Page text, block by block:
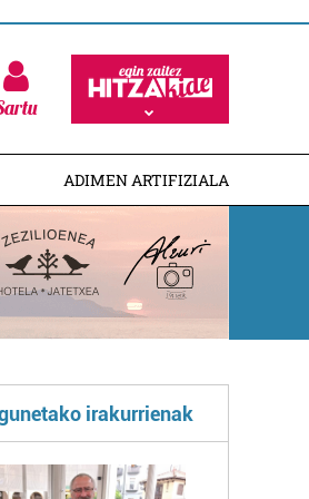
ADIMEN ARTIFIZIALA
irakurrienak